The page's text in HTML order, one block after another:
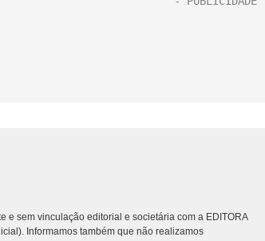
e sem vinculação editorial e societária com a EDITORA
Informamos também que não realizamos